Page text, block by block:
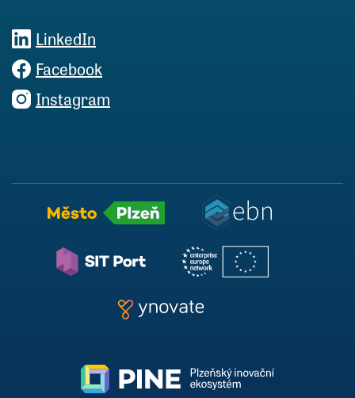
LinkedIn
Facebook
Instagram